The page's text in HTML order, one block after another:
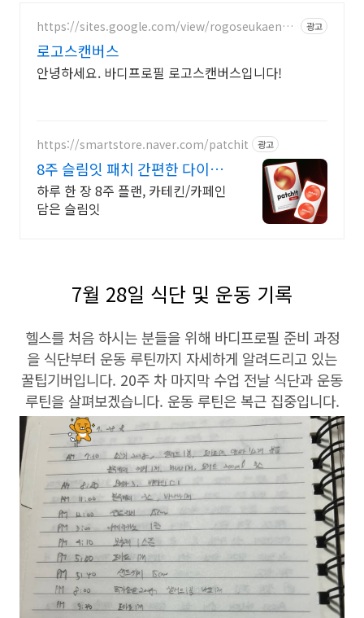
https://sites.google.com/view/rogoseukaenbe
광고
로고스캔버스
안녕하세요. 바디프로필 로고스캔버스입니다!
https://smartstore.naver.com/patchit 광고
8주 슬림잇 패치 간편한 다이어
트 슬림잇
하루 한 장 8주 플랜, 카테킨/카페인
담은 슬림잇
7월 28일 식단 및 운동 기록
헬스를 처음 하시는 분들을 위해 바디프로필 준비 과정
을 식단부터 운동 루틴까지 자세하게 알려드리고 있는
꿀팁기버입니다. 20주 차 마지막 수업 전날 식단과 운동
루틴을 살펴보겠습니다. 운동 루틴은 복근 집중입니다.